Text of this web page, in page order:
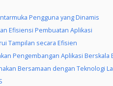
Pengguna yang Dinamis
Efisiensi Pembuatan Aplikasi
Tampilan secara Efisien
Pengembangan Aplikasi Berskala
Bersamaan dengan Teknologi